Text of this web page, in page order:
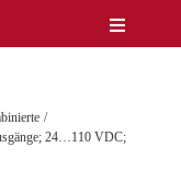
Toggle
24…110 VDC;